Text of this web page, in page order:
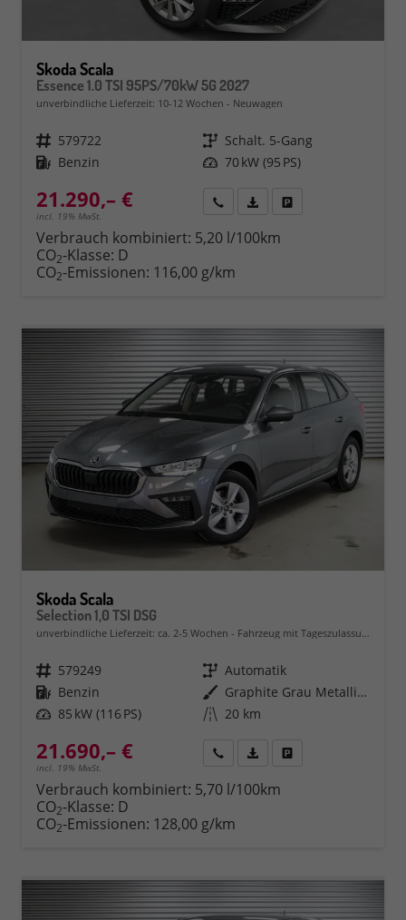
Skoda Scala
Essence 1.0 TSI 95PS/70kW 5G 2027
unverbindliche Lieferzeit: 10-12 Wochen Neuwagen
Fahrzeugnr. 579722 Getriebe Schalt. 5-Gang
Kraftstoff Benzin Leistung 70 kW (95 PS)
21.290,– €
incl. 19% MwSt.
Rückruf PDF-Datei, Fahrzeugexposé
Verbrauch kombiniert: 5,20 l/100km
CO2-Klasse: D
CO2-Emissionen: 116,00 g/km
Skoda Scala
Selection 1,0 TSI DSG
unverbindliche Lieferzeit: ca. 2-5 Wochen Fahrzeug mit Tageszulassung
Fahrzeugnr. 579249 Getriebe Automatik
Kraftstoff Benzin Außenfarbe
Graphite Grau Metallic (5X)
Leistung 85 kW (116 PS) Kilometerstand 20 km
21.690,– €
incl. 19% MwSt.
Rückruf PDF-Datei, Fahrzeugexposé
Verbrauch kombiniert: 5,70 l/100km
CO2-Klasse: D
CO2-Emissionen: 128,00 g/km